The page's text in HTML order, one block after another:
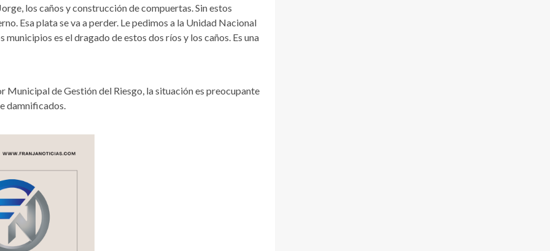
los caños y construcción de compuertas. Sin estos
Esa plata se va a perder. Le pedimos a la Unidad Nacional
es el dragado de estos dos ríos y los caños. Es una
de Gestión del Riesgo, la situación es preocupante
damnificados.